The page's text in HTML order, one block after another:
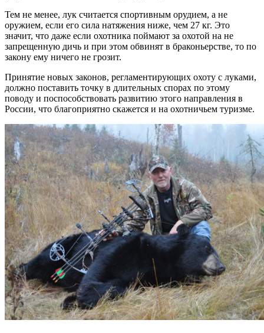
Тем не менее, лук считается спортивным орудием, а не
оружием, если его сила натяжения ниже, чем 27 кг. Это
значит, что даже если охотника поймают за охотой на не
запрещенную дичь и при этом обвинят в браконьерстве, то по
закону ему ничего не грозит.
Принятие новых законов, регламентирующих охоту с луками,
должно поставить точку в длительных спорах по этому
поводу и поспособствовать развитию этого направления в
России, что благоприятно скажется и на охотничьем туризме.